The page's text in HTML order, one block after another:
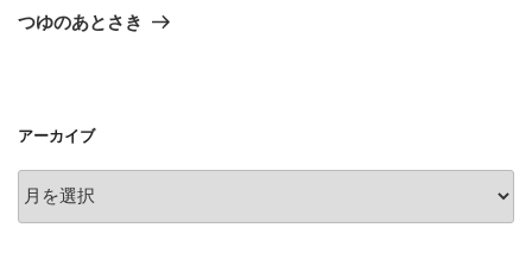
ゲ
ン
の
つゆのあとさき
アーカイブ
ー